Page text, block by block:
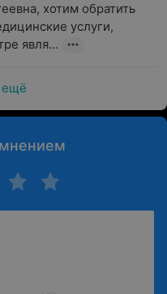
хотим обратить
услуги,
явля...
ещё